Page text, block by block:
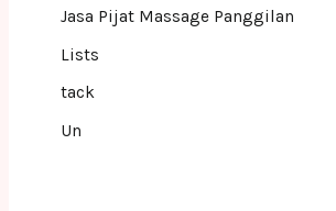
Jasa Pijat Massage Panggilan
Lists
tack
Un